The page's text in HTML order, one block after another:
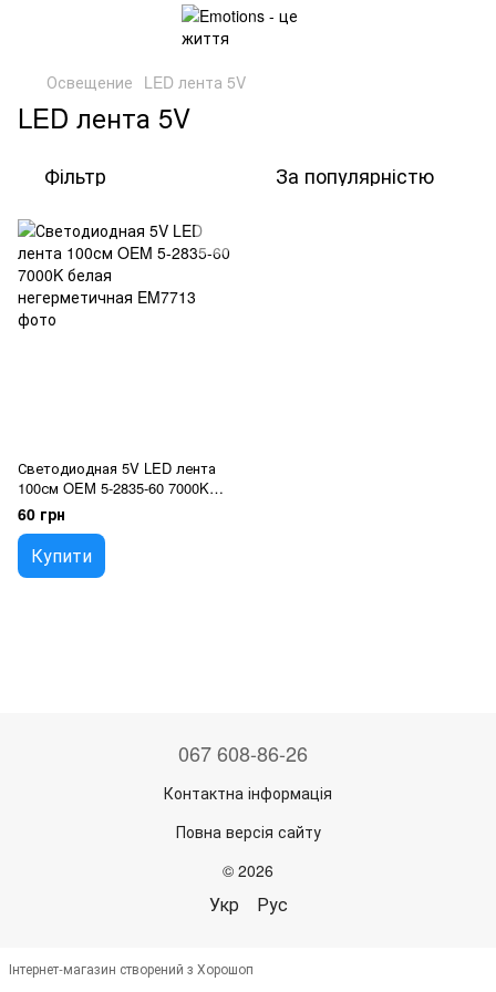
Освещение LED лента 5V
LED лента 5V
Фільтр За популярністю
Светодиодная 5V LED лента
100см OEM 5-2835-60 7000K
белая негерметичная
60 грн
Купити
067 608-86-26
Контактна інформація
Повна версія сайту
© 2026
Укр Рус
Інтернет-магазин створений з Хорошоп